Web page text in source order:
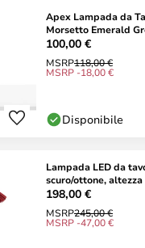
Apex Lampada da
Morsetto Emerald
100,00 €
MSRP118,00 €
MSRP -18,00 €
Disponibile
Lampada LED da
scuro/ottone, altezza
198,00 €
MSRP245,00 €
MSRP -47,00 €